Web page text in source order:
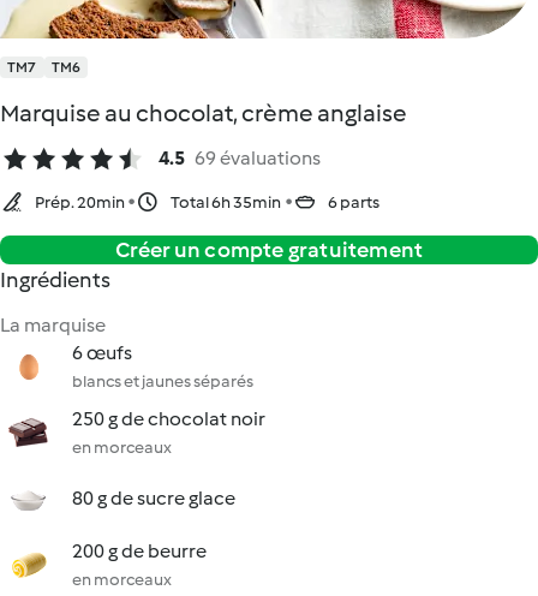
TM7 TM6
Marquise au chocolat, crème anglaise
4.5 69 évaluations
Prép. 20min Total 6h 35min 6 parts
Créer un compte gratuitement
Ingrédients
La marquise
6 œufs
blancs et jaunes séparés
250 g de chocolat noir
en morceaux
80 g de sucre glace
200 g de beurre
en morceaux